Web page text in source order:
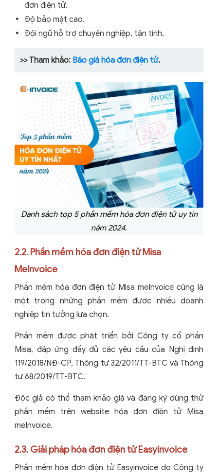
đơn điện tử.
Độ bảo mật cao.
Đội ngũ hỗ trợ chuyên nghiệp, tận tình.
>> Tham khảo: Báo giá hóa đơn điện tử.
Danh sách top 5 phần mềm hóa đơn điện tử uy tín
năm 2024.
2.2. Phần mềm hóa đơn điện tử Misa
MeInvoice
Phần mềm hóa đơn điện tử Misa meInvoice cũng là
một trong những phần mềm được nhiều doanh
nghiệp tin tưởng lựa chọn.
Phần mềm được phát triển bởi Công ty cổ phần
Misa, đáp ứng đầy đủ các yêu cầu của Nghị định
119/2018/NĐ-CP, Thông tư 32/2011/TT-BTC và Thông
tư 68/2019/TT-BTC.
Độc giả có thể tham khảo giá và đăng ký dùng thử
phần mềm trên website hóa đơn điện tử Misa
meInvoice.
2.3. Giải pháp hóa đơn điện tử Easyinvoice
Phần mềm hóa đơn điện tử Easyinvoice do Công ty